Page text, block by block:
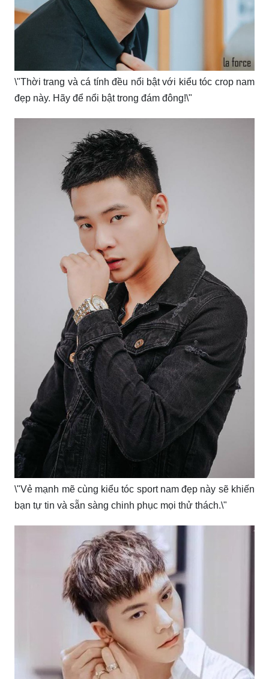
\"Thời trang và cá tính đều nổi bật với kiểu tóc crop nam
đẹp này. Hãy để nổi bật trong đám đông!\"
\"Vẻ mạnh mẽ cùng kiểu tóc sport nam đẹp này sẽ khiến
bạn tự tin và sẵn sàng chinh phục mọi thử thách.\"